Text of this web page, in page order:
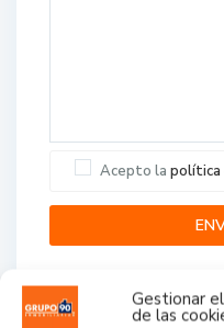
Gestionar
de las
Acepto la política